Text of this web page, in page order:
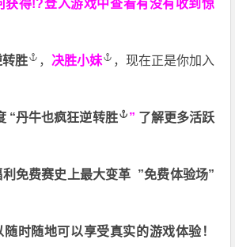
获得!?登入游戏中查看有没有收到惊
胜 ， 决胜小妹
，现在正是你加入
“丹牛也疯狂逆转胜 ” 了解更多活跃
免费赛史上最大变革 ”免费体验场”
时随地可以享受真实的游戏体验！